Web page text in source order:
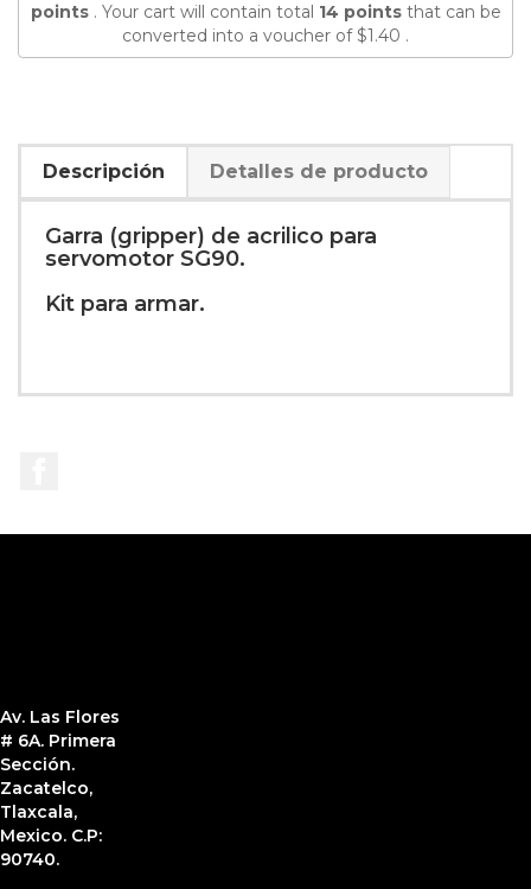
points. Your cart will contain total 14 pointsthat can be
converted into a voucher of$1.40 .
Descripción Detalles de producto
Garra (gripper) de acrilico para
servomotor SG90.
Kit para armar.
Av. Las Flores
# 6A. Primera
Sección.
Zacatelco,
Tlaxcala,
Mexico. C.P:
90740.